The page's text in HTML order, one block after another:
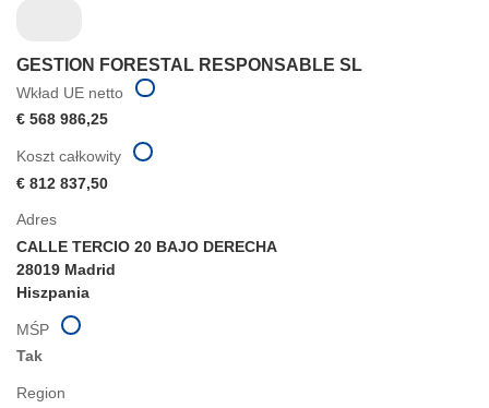
GESTION FORESTAL RESPONSABLE SL
Wkład UE netto
€ 568 986,25
Adres
CALLE TERCIO 20 BAJO DERECHA
28019 Madrid
Hiszpania
MŚP
Tak
Region
Koszt całkowity
€ 812 837,50